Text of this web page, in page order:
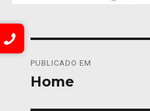
de
PUBLICADO EM
Home